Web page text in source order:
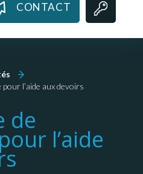
CONTACT
l’aide aux devoirs
de
l’aide